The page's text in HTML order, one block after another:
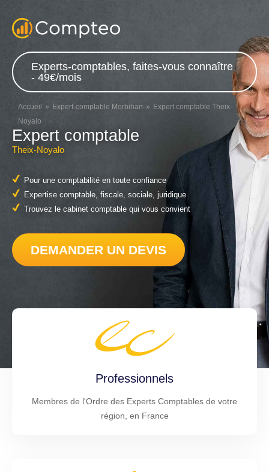
Experts-comptables, faites-vous connaître
- 49€/mois
Accueil Expert-comptable Morbihan
Expert comptable Theix-
Noyalo
Expert comptable
Theix-Noyalo
Pour une comptabilité en toute confiance
Expertise comptable, fiscale, sociale, juridique
Trouvez le cabinet comptable qui vous convient
DEMANDER UN DEVIS
Professionnels
Membres de l'Ordre des Experts Comptables de votre
région, en France